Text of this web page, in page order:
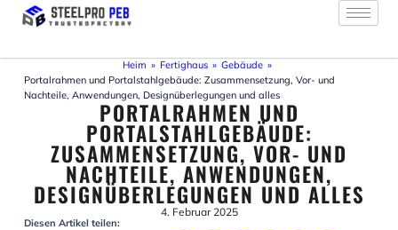
Zum
springen
Heim » Fertighaus » Gebäude »
Portalrahmen und Portalstahlgebäude: Zusammensetzung, Vor- und
Nachteile, Anwendungen, Designüberlegungen und alles
PORTALRAHMEN UND
PORTALSTAHLGEBÄUDE:
ZUSAMMENSETZUNG, VOR- UND
NACHTEILE, ANWENDUNGEN,
DESIGNÜBERLEGUNGEN UND ALLES
4. Februar 2025
Diesen Artikel teilen: